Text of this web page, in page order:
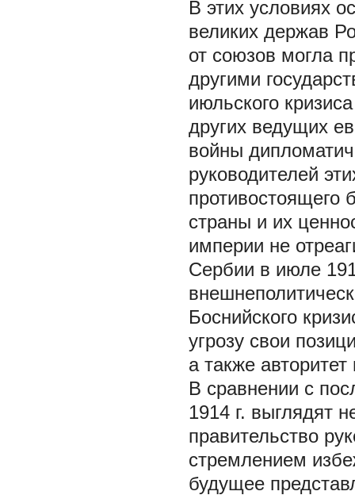
В этих условиях
великих держав
от союзов могла
другими
июльского
других ведущих
войны
руководителей
противостоящего
страны и их
империи не
Сербии в июле
Боснийского
угрозу свои
а также
В сравнении с
1914 г. выглядят
правительство
стремлением
будущее